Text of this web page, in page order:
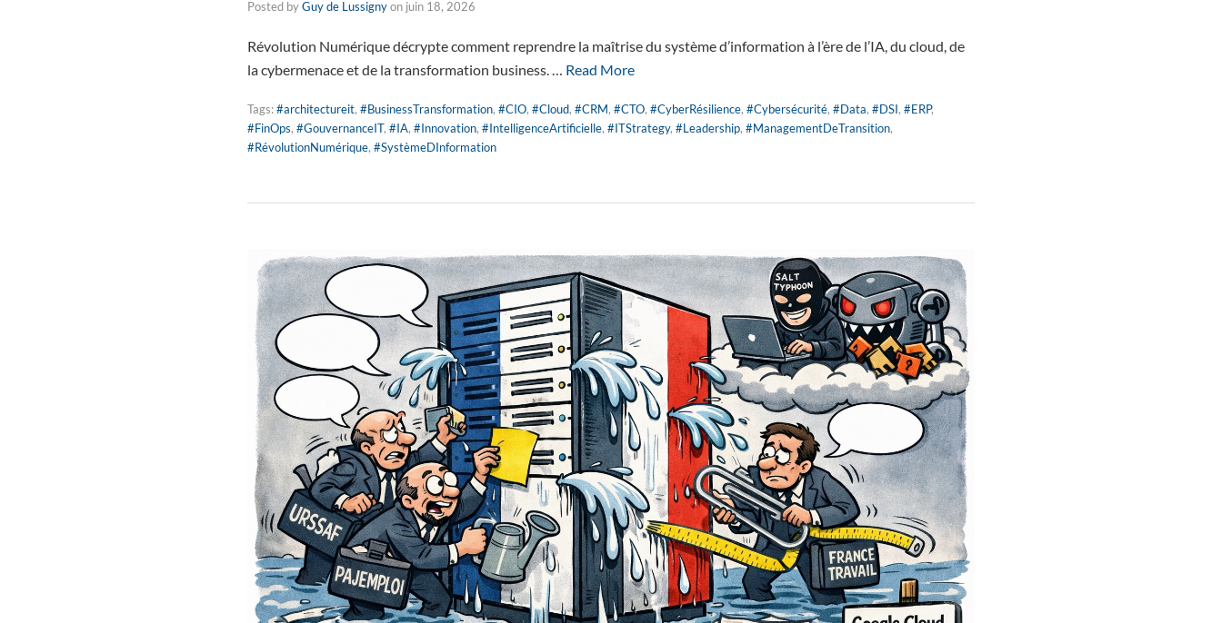
Posted byGuy de Lussignyon juin 18, 2026
Révolution Numérique décrypte comment reprendre la maîtrise du système d’information à l’ère de l’IA, du cloud, de
la cybermenace et de la transformation business. … Read More
Tags:#architectureit, #BusinessTransformation, #CIO, #Cloud, #CRM, #CTO, #CyberRésilience, #Cybersécurité, #Data, #DSI, #ERP,
#FinOps, #GouvernanceIT, #IA, #Innovation, #IntelligenceArtificielle, #ITStrategy, #Leadership, #ManagementDeTransition,
#RévolutionNumérique, #SystèmeDInformation